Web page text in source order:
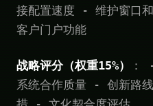
接配置速度 - 维护窗口
客户门户功能
战略评分（权重15%）
：
系统合作质量 - 创新路